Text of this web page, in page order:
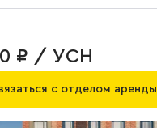
₽ / УСН
с отделом аренды